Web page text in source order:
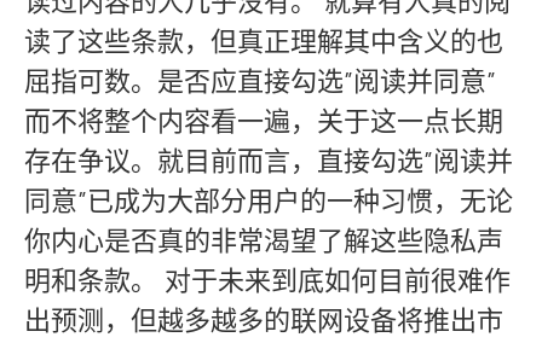
读了这些条款，但真正理解其中含义的也
屈指可数。是否应直接勾选”阅读并同意”
而不将整个内容看一遍，关于这一点长期
存在争议。就目前而言，直接勾选”阅读并
同意”已成为大部分用户的一种习惯，无论
你内心是否真的非常渴望了解这些隐私声
明和条款。 对于未来到底如何目前很难作
出预测，但越多越多的联网设备将推出市